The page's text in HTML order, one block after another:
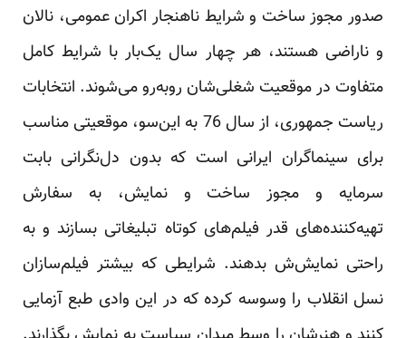
صدور مجوز ساخت و شرایط ناهنجار اکران عمومی، نالان
و ناراضی هستند، هر چهار سال یک‌بار با شرایط کامل
متفاوت در موقعیت شغلی‌شان روبه‌رو می‌شوند. انتخابات
ریاست جمهوری، از سال 76 به این‌سو، موقعیتی مناسب
برای سینماگران ایرانی است که بدون دل‌نگرانی بابت
سرمایه و مجوز ساخت و نمایش، به سفارش
تهیه‌کننده‌های قدر فیلم‌های کوتاه تبلیغاتی بسازند و به
راحتی نمایش‌ش بدهند. شرایطی که بیشتر فیلم‌سازان
نسل انقلاب را وسوسه کرده که در این وادی طبع آزمایی